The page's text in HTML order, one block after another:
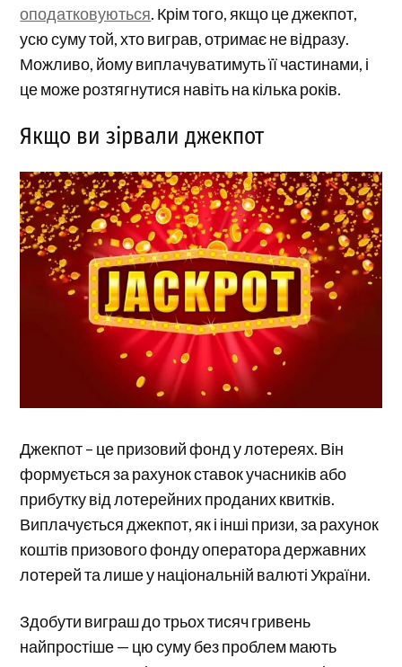
оподатковуються. Крім того, якщо це джекпот,
усю суму той, хто виграв, отримає не відразу.
Можливо, йому виплачуватимуть її частинами, і
це може розтягнутися навіть на кілька років.
Якщо ви зірвали джекпот
Джекпот – це призовий фонд у лотереях. Він
формується за рахунок ставок учасників або
прибутку від лотерейних проданих квитків.
Виплачується джекпот, як і інші призи, за рахунок
коштів призового фонду оператора державних
лотерей та лише у національній валюті України.
Здобути виграш до трьох тисяч гривень
найпростіше — цю суму без проблем мають